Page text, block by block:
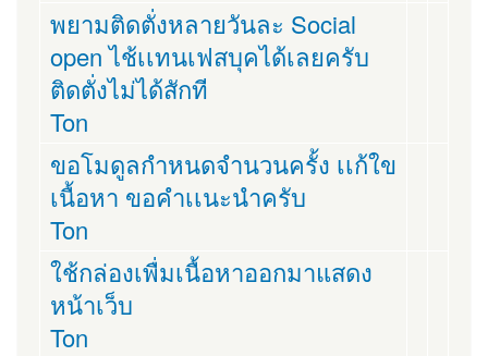
พยามติดตั่งหลายวันละ Social
open ไช้เเทนเฟสบุคได้เลยครับ
ติดตั่งไม่ได้สักที
Ton
ขอโมดูลกำหนดจำนวนครั้ง เเก้ใข
เนื้อหา ขอคำเเนะนำครับ
Ton
ใช้กล่องเพื่มเนื้อหาออกมาแสดง
หน้าเว็บ
Ton